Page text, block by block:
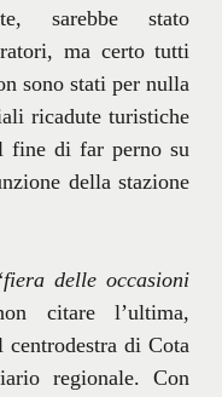
sarebbe stato
ma certo tutti
sono stati per nulla
ricadute turistiche
fine di far perno su
della stazione
fiera delle occasioni
citare l’ultima,
centrodestra di Cota
regionale. Con